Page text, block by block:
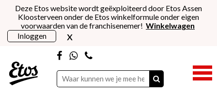
Deze Etos website wordt geëxploiteerd door Etos Assen
Kloosterveen onder de Etos winkelformule onder eigen
voorwaarden van de franchisenemer! Winkelwagen
Inloggen
x